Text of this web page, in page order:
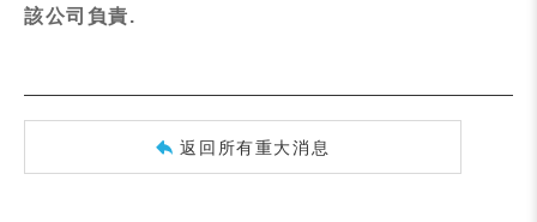
該公司負責.
返回所有重大消息